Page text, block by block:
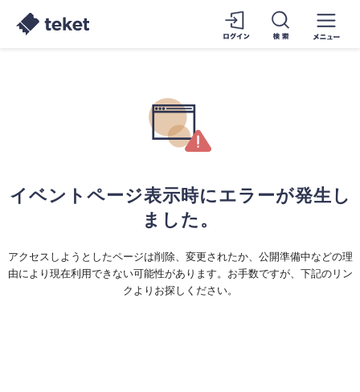
イベントページ表示時にエラーが発生し
ました。
アクセスしようとしたページは削除、変更されたか、公開準備中などの理
由により現在利用できない可能性があります。お手数ですが、下記のリン
クよりお探しください。